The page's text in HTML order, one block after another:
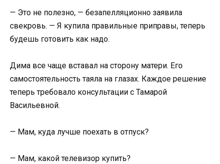
— Это не полезно, — безапелляционно заявила
свекровь. — Я купила правильные приправы, теперь
будешь готовить как надо.
Дима все чаще вставал на сторону матери. Его
самостоятельность таяла на глазах. Каждое решение
теперь требовало консультации с Тамарой
Васильевной.
— Мам, куда лучше поехать в отпуск?
— Мам, какой телевизор купить?